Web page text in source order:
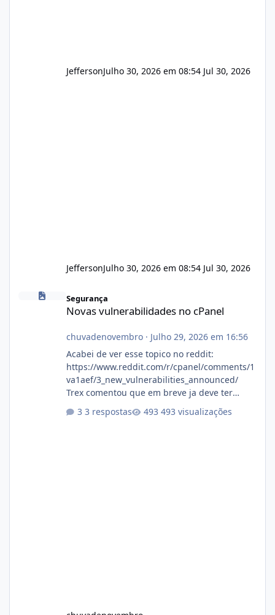
JeffersonJulho 30, 2026 em 08:54 Jul 30, 2026
JeffersonJulho 30, 2026 em 08:54 Jul 30, 2026
Segurança
Novas vulnerabilidades no cPanel
chuvadenovembro· Julho 29, 2026 em 16:56
Acabei de ver esse topico no reddit:
https://www.reddit.com/r/cpanel/comments/1
va1aef/3_new_vulnerabilities_announced/
Trex comentou que em breve ja deve ter
3 respostas 493 visualizações